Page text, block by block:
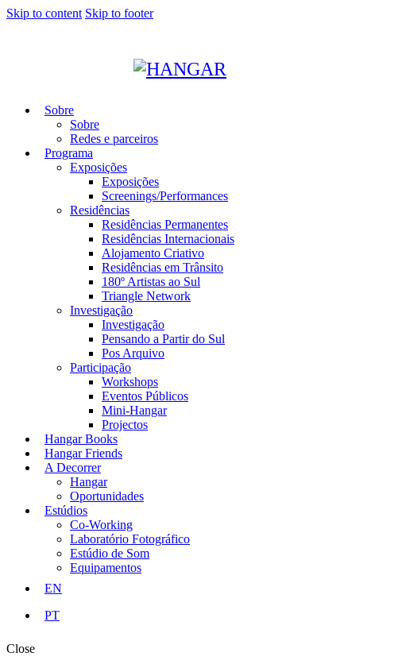
Skip to content Skip to footer
Sobre
Sobre
Redes e parceiros
Programa
Exposições
Exposições
Screenings/Performances
Residências
Residências Permanentes
Residências Internacionais
Alojamento Criativo
Residências em Trânsito
180º Artistas ao Sul
Triangle Network
Investigação
Investigação
Pensando a Partir do Sul
Pos Arquivo
Participação
Workshops
Eventos Públicos
Mini-Hangar
Projectos
Hangar Books
Hangar Friends
A Decorrer
Hangar
Oportunidades
Estúdios
Co-Working
Laboratório Fotográfico
Estúdio de Som
Equipamentos
EN
PT
Close